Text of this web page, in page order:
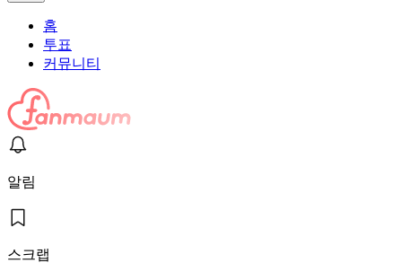
홈
투표
커뮤니티
알림
스크랩